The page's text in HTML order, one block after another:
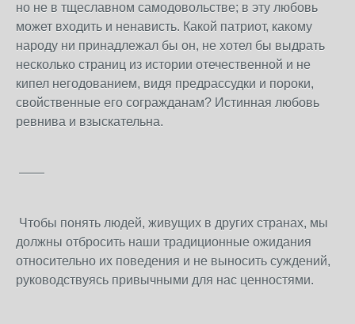
но не в тщеславном самодовольстве; в эту любовь
может входить и ненависть. Какой патриот, какому
народу ни принадлежал бы он, не хотел бы выдрать
несколько страниц из истории отечественной и не
кипел негодованием, видя предрассудки и пороки,
свойственные его согражданам? Истинная любовь
ревнива и взыскательна.
——
Чтобы понять людей, живущих в других странах, мы
должны отбросить наши традиционные ожидания
относительно их поведения и не выносить суждений,
руководствуясь привычными для нас ценностями.